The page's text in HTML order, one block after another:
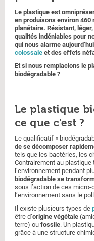
Le plastique est
en produisons environ 460
planétaire. Résistant,
qualités indéniables pour
qui nous alarme
colossaleet des effets
Et si nous remplacions le
biodégradable ?
Le plastique
ce que c’est ?
Le qualificatif «
de se décomposer
tels que les bactéries, les
Contrairement au
l’environnement pendant
biodégradable se
sous l’action de ces
l’environnement sans le
Il existe plusieurs types de
être d’origine végétale
terre) ou fossile. Un
grâce à une structure